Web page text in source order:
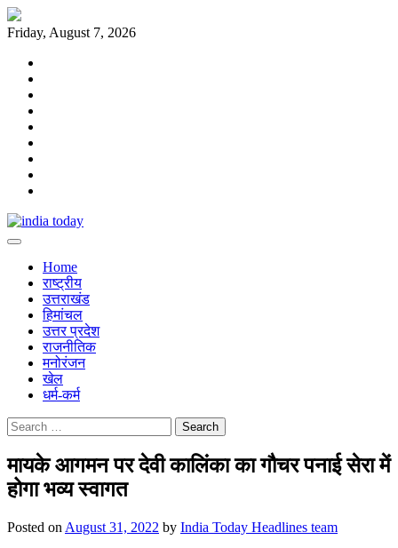
Skip
to
Friday, August 7, 2026
Home
राष्ट्रीय
उत्तराखंड
हिमांचल
उत्तर प्रदेश
राजनीतिक
मनोरंजन
खेल
धर्म-कर्म
Search
for:
मायके आगमन पर देवी कालिंका का गौचर पनाई सेरा में
होगा भव्य स्वागत
Posted on August 31, 2022 by India Today Headlines team